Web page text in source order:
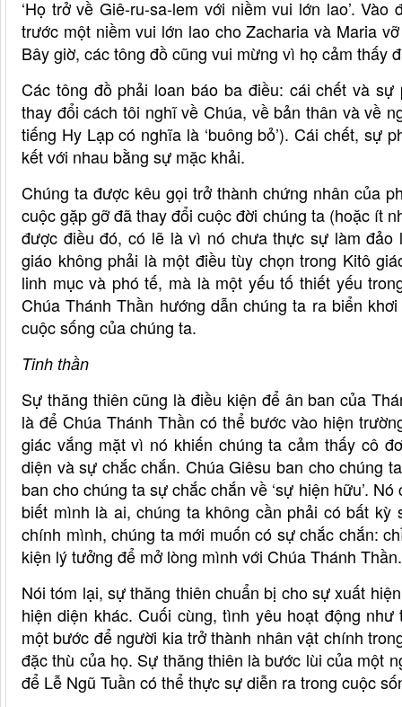
‘Họ trở về Giê-ru-sa-lem với niềm vui lớn lao’.
trước một niềm vui lớn lao cho Zacharia và Maria
Bây giờ, các tông đồ cũng vui mừng vì họ cảm thấy
Các tông đồ phải loan báo ba điều: cái chết và
thay đổi cách tôi nghĩ về Chúa, về bản thân và về
tiếng Hy Lạp có nghĩa là ‘buông bỏ’). Cái chết, sự
kết với nhau bằng sự mặc khải.
Chúng ta được kêu gọi trở thành chứng nhân của
cuộc gặp gỡ đã thay đổi cuộc đời chúng ta (hoặc ít
được điều đó, có lẽ là vì nó chưa thực sự làm
giáo không phải là một điều tùy chọn trong Kitô
linh mục và phó tế, mà là một yếu tố thiết yếu
Chúa Thánh Thần hướng dẫn chúng ta ra biển
cuộc sống của chúng ta.
Tinh thần
Sự thăng thiên cũng là điều kiện để ân ban của
là để Chúa Thánh Thần có thể bước vào hiện
giác vắng mặt vì nó khiến chúng ta cảm thấy cô
diện và sự chắc chắn. Chúa Giêsu ban cho chúng
ban cho chúng ta sự chắc chắn về ‘sự hiện hữu’.
biết mình là ai, chúng ta không cần phải có bất
chính mình, chúng ta mới muốn có sự chắc chắn:
kiện lý tưởng để mở lòng mình với Chúa Thánh Thần.
Nói tóm lại, sự thăng thiên chuẩn bị cho sự xuất
hiện diện khác. Cuối cùng, tình yêu hoạt động
một bước để người kia trở thành nhân vật chính
đặc thù của họ. Sự thăng thiên là bước lùi của một
để Lễ Ngũ Tuần có thể thực sự diễn ra trong cuộc